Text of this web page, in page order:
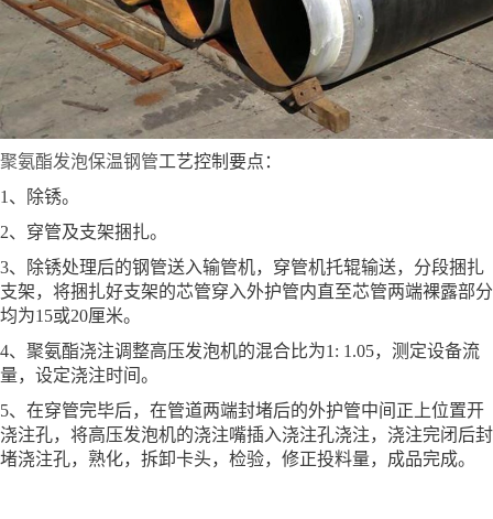
聚氨酯发泡保温钢管工艺控制要点：
1、除锈。
2、穿管及支架捆扎。
3、除锈处理后的钢管送入输管机，穿管机托辊输送，分段捆扎
支架，将捆扎好支架的芯管穿入外护管内直至芯管两端裸露部分
均为15或20厘米。
4、聚氨酯浇注调整高压发泡机的混合比为1: 1.05，测定设备流
量，设定浇注时间。
5、在穿管完毕后，在管道两端封堵后的外护管中间正上位置开
浇注孔，将高压发泡机的浇注嘴插入浇注孔浇注，浇注完闭后封
堵浇注孔，熟化，拆卸卡头，检验，修正投料量，成品完成。